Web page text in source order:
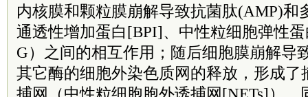
内核膜和颗粒膜崩解导致抗菌肽(AMP)和
通透性增加蛋白[BPI]、中性粒细胞弹性
G）之间的相互作用；随后细胞膜崩解导
其它酶的细胞外染色质网的释放，形成了